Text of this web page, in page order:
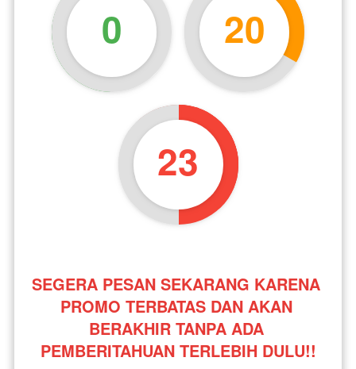
0 20
22
SEGERA PESAN SEKARANG KARENA
PROMO TERBATAS DAN AKAN
BERAKHIR TANPA ADA
PEMBERITAHUAN TERLEBIH DULU!!